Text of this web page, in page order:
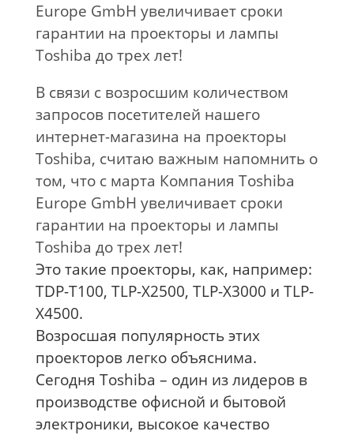
Europe GmbH увеличивает сроки
гарантии на проекторы и лампы
Toshiba до трех лет!
В связи с возросшим количеством
запросов посетителей нашего
интернет-магазина на проекторы
Toshiba, считаю важным напомнить о
том, что с марта Компания Toshiba
Europe GmbH увеличивает сроки
гарантии на проекторы и лампы
Toshiba до трех лет!
Это такие проекторы, как, например:
TDP-T100, TLP-X2500, TLP-X3000 и TLP-
X4500.
Возросшая популярность этих
проекторов легко объяснима.
Сегодня Toshiba – один из лидеров в
производстве офисной и бытовой
электроники, высокое качество